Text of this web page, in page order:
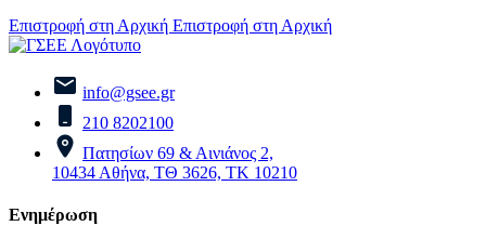
Επιστροφή στη Αρχική Επιστροφή στη Αρχική
info@gsee.gr
210 8202100
Πατησίων 69 & Αινιάνος 2,
10434 Αθήνα, ΤΘ 3626, ΤΚ 10210
Ενημέρωση